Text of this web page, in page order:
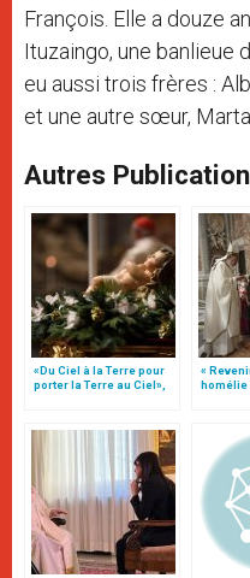
François. Elle a douze
Ituzaingo, une banlieue
eu aussi trois frères :
et une autre sœur,
Autres
«Du Ciel à la Terre pour
porter la Terre au Ciel»,
«
homélie